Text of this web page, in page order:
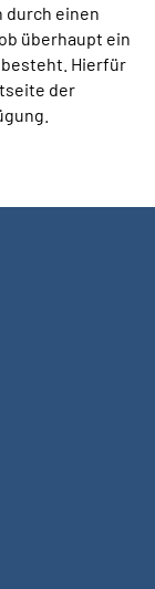
durch einen
überhaupt ein
Hierfür
der